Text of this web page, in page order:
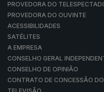
PROVEDORA DO
PROVEDORA DO OUVINTE
ACESSIBILIDADES
SATÉLITES
A EMPRESA
CONSELHO GERAL
CONSELHO DE OPINIÃO
CONTRATO DE CONCESSÃO